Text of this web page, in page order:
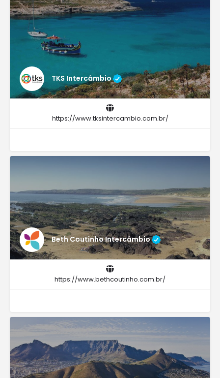
TKS Intercâmbio
https://www.tksintercambio.com.br/
Beth Coutinho Intercâmbio
https://www.bethcoutinho.com.br/